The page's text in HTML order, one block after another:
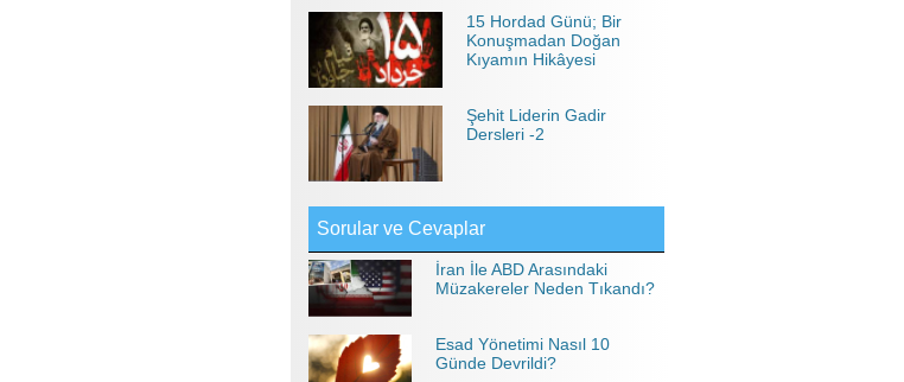
15 Hordad Günü; Bir
Konuşmadan Doğan
Kıyamın Hikâyesi
Şehit Liderin Gadir
Dersleri -2
Sorular ve Cevaplar
İran İle ABD Arasındaki
Müzakereler Neden Tıkandı?
Esad Yönetimi Nasıl 10
Günde Devrildi?